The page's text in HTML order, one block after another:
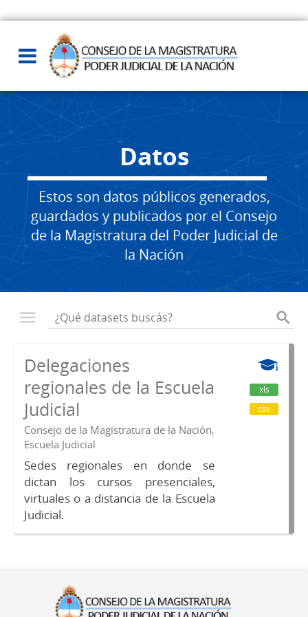
Datos
Estos son datos públicos generados,
guardados y publicados por el Consejo
de la Magistratura del Poder Judicial de
la Nación
Delegaciones
regionales de la Escuela
Judicial
Consejo de la Magistratura de la Nación,
Escuela Judicial
Sedes regionales en donde se
dictan los cursos presenciales,
virtuales o a distancia de la Escuela
Judicial.
xls
csv